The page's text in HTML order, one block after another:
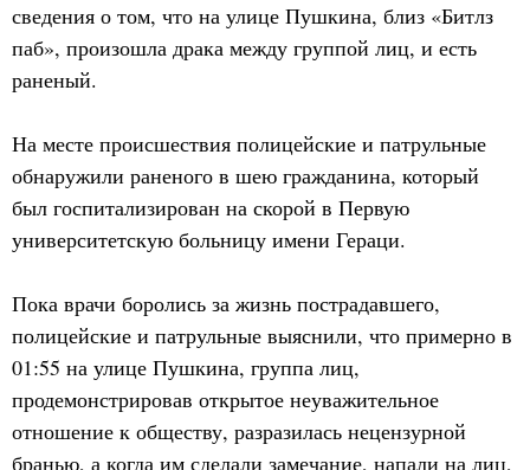
сведения о том, что на улице Пушкина, близ «Битлз
паб», произошла драка между группой лиц, и есть
раненый.
На месте происшествия полицейские и патрульные
обнаружили раненого в шею гражданина, который
был госпитализирован на скорой в Первую
университетскую больницу имени Гераци.
Пока врачи боролись за жизнь пострадавшего,
полицейские и патрульные выяснили, что примерно в
01:55 на улице Пушкина, группа лиц,
продемонстрировав открытое неуважительное
отношение к обществу, разразилась нецензурной
бранью, а когда им сделали замечание, напали на лиц,